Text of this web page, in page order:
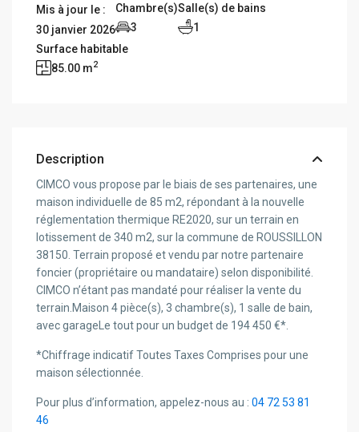
Mis à jour le :
30 janvier 2026
Chambre(s)
3
Salle(s) de bains
1
Surface habitable
85.00 m2
Description
CIMCO vous propose par le biais de ses partenaires, une
maison individuelle de 85 m2, répondant à la nouvelle
réglementation thermique RE2020, sur un terrain en
lotissement de 340 m2, sur la commune de ROUSSILLON
38150. Terrain proposé et vendu par notre partenaire
foncier (propriétaire ou mandataire) selon disponibilité.
CIMCO n’étant pas mandaté pour réaliser la vente du
terrain.Maison 4 pièce(s), 3 chambre(s), 1 salle de bain,
avec garageLe tout pour un budget de 194 450 €*.
*Chiffrage indicatif Toutes Taxes Comprises pour une
maison sélectionnée.
Pour plus d’information, appelez-nous au :04 72 53 81
46